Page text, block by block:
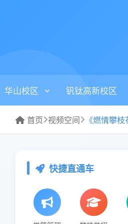
华山校区 钒钛高新校区
首页 视频空间
快捷直通车